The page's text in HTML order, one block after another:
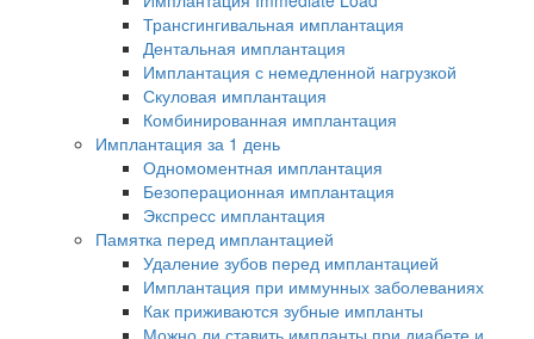
Трансгингивальная имплантация
Дентальная имплантация
Имплантация с немедленной нагрузкой
Скуловая имплантация
Комбинированная имплантация
Имплантация за 1 день
Одномоментная имплантация
Безоперационная имплантация
Экспресс имплантация
Памятка перед имплантацией
Удаление зубов перед имплантацией
Имплантация при иммунных заболеваниях
Как приживаются зубные импланты